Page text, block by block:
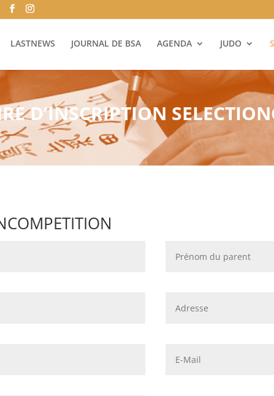
LASTNEWS JOURNAL DE BSA AGENDA JUDO
D’INSCRIPTION